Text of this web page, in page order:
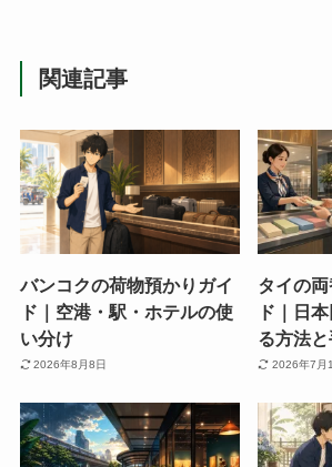
関連記事
バンコクの荷物預かりガイ
ド｜空港・駅・ホテルの使
い分け
2026年8月8日
タイの
ド｜日
る方法
2026年7月